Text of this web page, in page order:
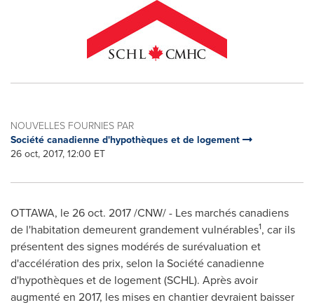
NOUVELLES FOURNIES PAR
Société canadienne d'hypothèques et de logement
26 oct, 2017, 12:00 ET
OTTAWA, le26 oct. 2017/CNW/ - Les marchés canadiens
de l'habitation demeurent grandement vulnérables1, car ils
présentent des signes modérés de surévaluation et
d'accélération des prix, selon la Société canadienne
d'hypothèques et de logement (SCHL). Après avoir
augmenté en 2017, les mises en chantier devraient baisser